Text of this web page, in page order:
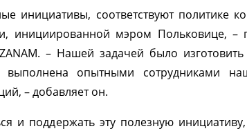
инициативы, соответствуют политике
инициированной мэром Польковице, –
– Нашей задачей было
опытными сотрудниками
– добавляет он.
и поддержать эту полезную